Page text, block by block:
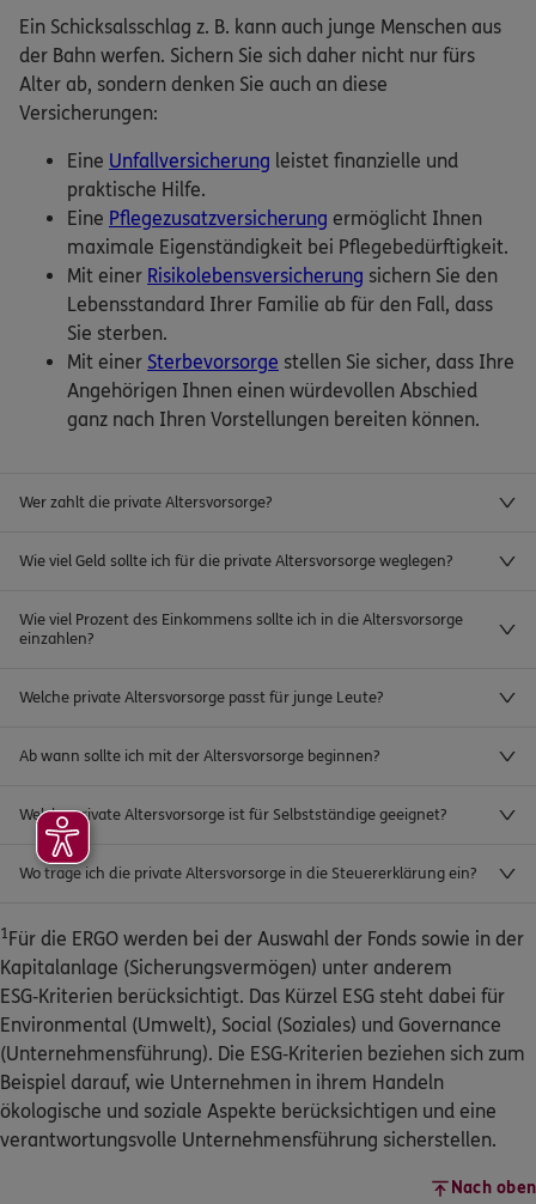
Ein Schicksalsschlag z. B. kann auch junge Menschen aus
der Bahn werfen. Sichern Sie sich daher nicht nur fürs
Alter ab, sondern denken Sie auch an diese
Versicherungen:
Eine Unfallversicherung leistet finanzielle und
praktische Hilfe.
Eine Pflegezusatzversicherung ermöglicht Ihnen
maximale Eigenständigkeit bei Pflegebedürftigkeit.
Mit einer Risikolebensversicherung sichern Sie den
Lebensstandard Ihrer Familie ab für den Fall, dass
Sie sterben.
Mit einer Sterbevorsorge stellen Sie sicher, dass Ihre
Angehörigen Ihnen einen würdevollen Abschied
ganz nach Ihren Vorstellungen bereiten können.
Wer zahlt die private Altersvorsorge?
Wie viel Geld sollte ich für die private Altersvorsorge weglegen?
Wie viel Prozent des Einkommens sollte ich in die Altersvorsorge
einzahlen?
Welche private Altersvorsorge passt für junge Leute?
Ab wann sollte ich mit der Altersvorsorge beginnen?
Welche private Altersvorsorge ist für Selbstständige geeignet?
Wo trage ich die private Altersvorsorge in die Steuererklärung ein?
1Für die ERGO werden bei der Auswahl der Fonds sowie in der
Kapitalanlage (Sicherungsvermögen) unter anderem
ESG‑Kriterien berücksichtigt. Das Kürzel ESG steht dabei für
Environmental (Umwelt), Social (Soziales) und Governance
(Unternehmensführung). Die ESG‑Kriterien beziehen sich zum
Beispiel darauf, wie Unternehmen in ihrem Handeln
ökologische und soziale Aspekte berücksichtigen und eine
verantwortungsvolle Unternehmensführung sicherstellen.
Nach oben